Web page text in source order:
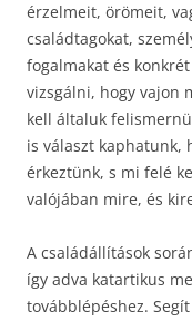
érzelmeit, örömeit,
családtagokat,
fogalmakat és
vizsgálni, hogy vajon
kell általuk
is választ kaphatunk,
érkeztünk, s mi felé
valójában mire, és
A családállítások
így adva katartikus
továbblépéshez.